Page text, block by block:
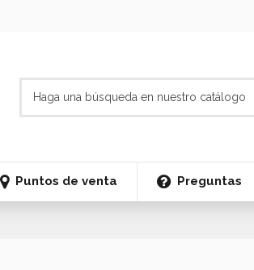
Puntos de venta Preguntas